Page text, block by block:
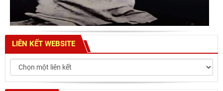
LIÊN KẾT WEBSITE